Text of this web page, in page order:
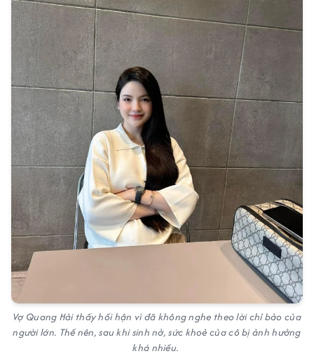
Vợ Quang Hải thấy hối hận vì đã không nghe theo lời chỉ bảo của
người lớn. Thế nên, sau khi sinh nở, sức khoẻ của cô bị ảnh hưởng
khá nhiều.